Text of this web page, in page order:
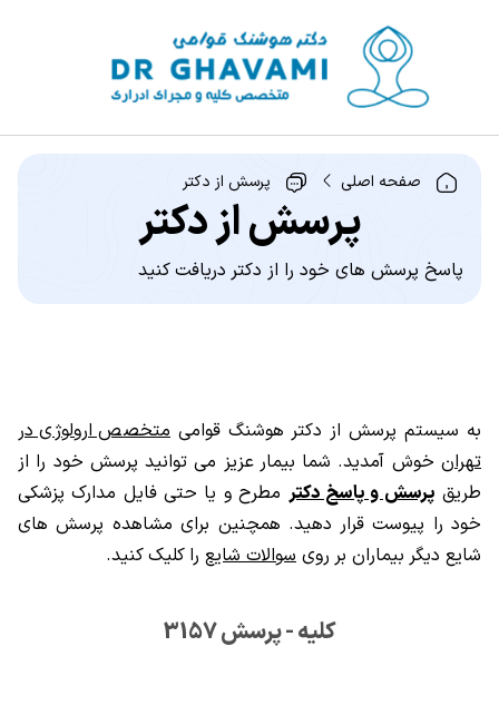
صفحه اصلی پرسش از دکتر
پرسش از دکتر
پاسخ پرسش های خود را از دکتر دریافت کنید
به سیستم پرسش از دکتر هوشنگ قوامی متخصص ارولوژی در
تهران خوش آمدید. شما بیمار عزیز می توانید پرسش خود را از
طریق پرسش و پاسخ دکتر مطرح و یا حتی فایل مدارک پزشکی
خود را پیوست قرار دهید. همچنین برای مشاهده پرسش های
شایع دیگر بیماران بر روی سوالات شایع را کلیک کنید.
کلیه - پرسش 3157